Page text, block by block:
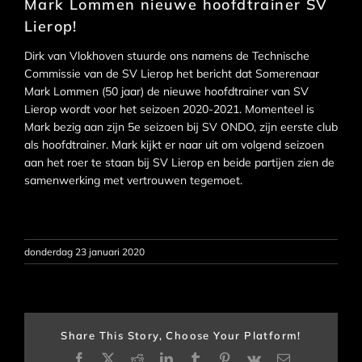
Mark Lommen nieuwe hoofdtrainer SV
Lierop!
Dirk van Vlokhoven stuurde ons namens de Technische
Commissie van de SV Lierop het bericht dat Somerenaar
Mark Lommen (50 jaar) de nieuwe hoofdtrainer van SV
Lierop wordt voor het seizoen 2020-2021. Momenteel is
Mark bezig aan zijn 5e seizoen bij SV ONDO, zijn eerste club
als hoofdtrainer. Mark kijkt er naar uit om volgend seizoen
aan het roer te staan bij SV Lierop en beide partijen zien de
samenwerking met vertrouwen tegemoet.
donderdag 23 januari 2020
Share This Story, Choose Your Platform!
Facebook
X RedditLinkedInTumblrPinterest
Vk E-